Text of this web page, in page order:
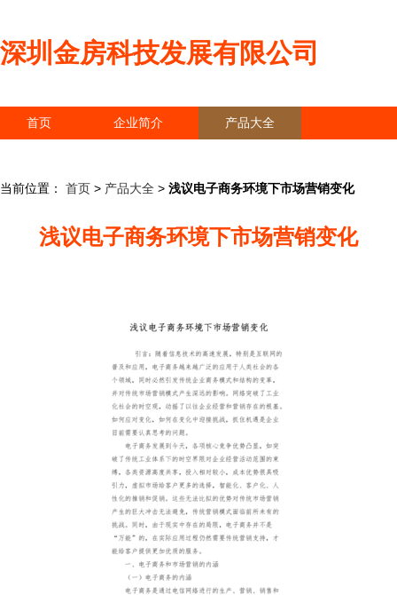
深圳金房科技发展有限公司
首页 企业简介 产品大全
当前位置： 首页 > 产品大全 > 浅议电子商务环境下市场营销变化
浅议电子商务环境下市场营销变化